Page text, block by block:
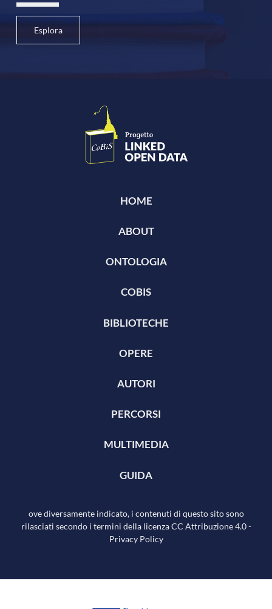
Esplora
HOME
ABOUT
ONTOLOGIA
COBIS
BIBLIOTECHE
OPERE
AUTORI
PERCORSI
MULTIMEDIA
GUIDA
ove diversamente indicato, i contenuti di questo sito sono
rilasciati secondo i termini della licenza CC Attribuzione 4.0-
Privacy Policy